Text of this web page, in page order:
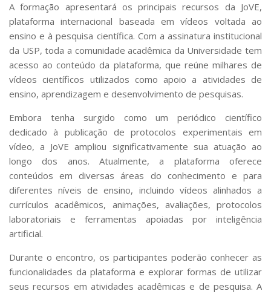
A formação apresentará os principais recursos da JoVE,
plataforma internacional baseada em vídeos voltada ao
ensino e à pesquisa científica. Com a assinatura institucional
da USP, toda a comunidade acadêmica da Universidade tem
acesso ao conteúdo da plataforma, que reúne milhares de
vídeos científicos utilizados como apoio a atividades de
ensino, aprendizagem e desenvolvimento de pesquisas.
Embora tenha surgido como um periódico científico
dedicado à publicação de protocolos experimentais em
vídeo, a JoVE ampliou significativamente sua atuação ao
longo dos anos. Atualmente, a plataforma oferece
conteúdos em diversas áreas do conhecimento e para
diferentes níveis de ensino, incluindo vídeos alinhados a
currículos acadêmicos, animações, avaliações, protocolos
laboratoriais e ferramentas apoiadas por inteligência
artificial.
Durante o encontro, os participantes poderão conhecer as
funcionalidades da plataforma e explorar formas de utilizar
seus recursos em atividades acadêmicas e de pesquisa. A